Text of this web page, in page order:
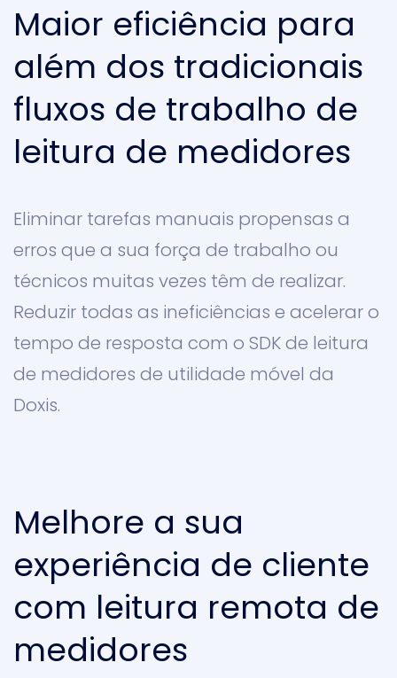
Maior eficiência para
além dos tradicionais
fluxos de trabalho de
leitura de medidores
Eliminar tarefas manuais propensas a
erros que a sua força de trabalho ou
técnicos muitas vezes têm de realizar.
Reduzir todas as ineficiências e acelerar o
tempo de resposta com o SDK de leitura
de medidores de utilidade móvel da
Doxis.
Melhore a sua
experiência de cliente
com leitura remota de
medidores